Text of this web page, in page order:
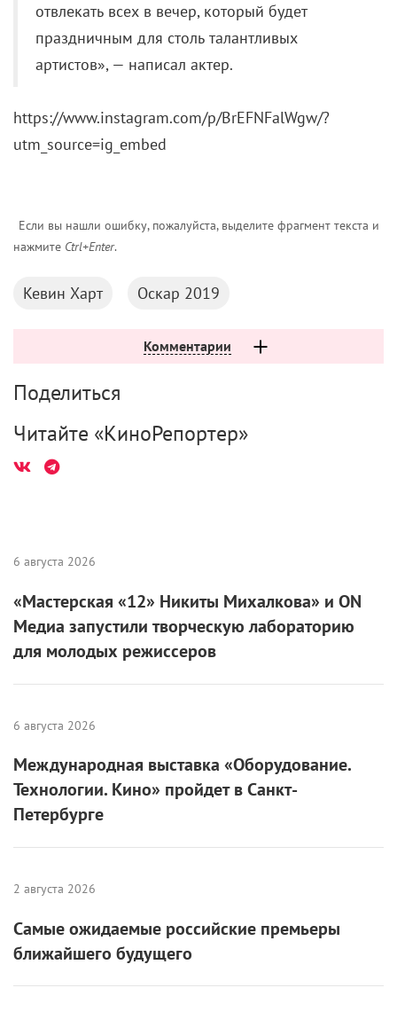
отвлекать всех в вечер, который будет
праздничным для столь талантливых
артистов», — написал актер.
https://www.instagram.com/p/BrEFNFalWgw/?
utm_source=ig_embed
Если вы нашли ошибку, пожалуйста, выделите фрагмент текста и
нажмите Ctrl+Enter.
Кевин Харт Оскар 2019
Комментарии
Поделиться
Читайте «КиноРепортер»
6 августа 2026
«Мастерская «12» Никиты Михалкова» и ON
Медиа запустили творческую лабораторию
для молодых режиссеров
6 августа 2026
Международная выставка «Оборудование.
Технологии. Кино» пройдет в Санкт-
Петербурге
2 августа 2026
Самые ожидаемые российские премьеры
ближайшего будущего